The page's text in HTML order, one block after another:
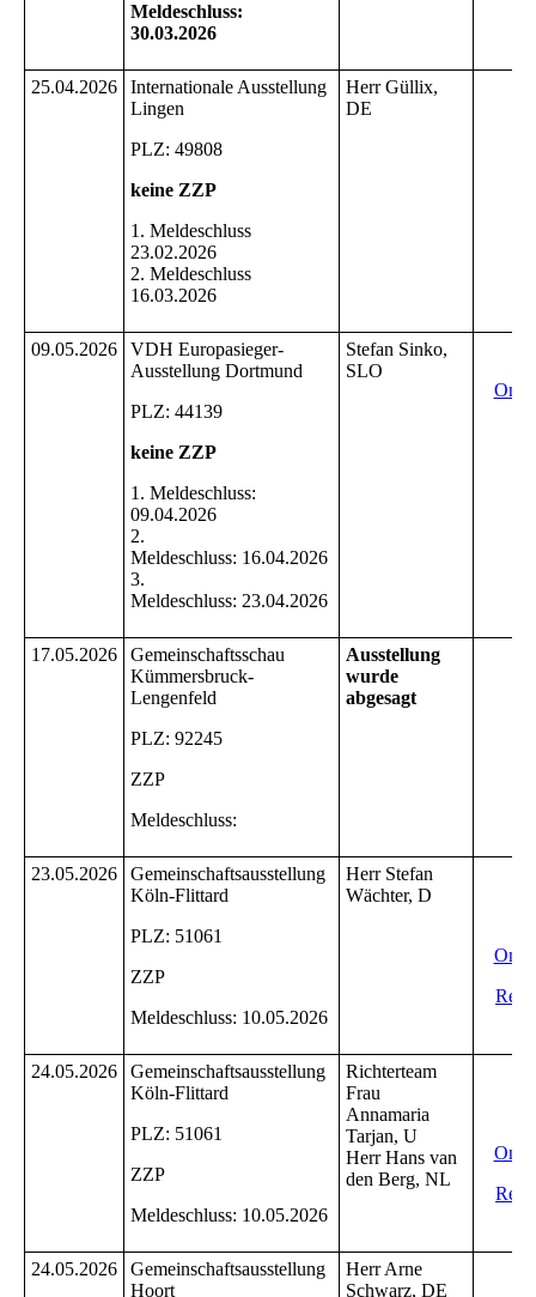
Meldeschluss:
30.03.2026
25.04.2026
Internationale Ausstellung
Lingen
PLZ: 49808
keine ZZP
1. Meldeschluss
23.02.2026
2. Meldeschluss
16.03.2026
Herr Güllix,
DE
09.05.2026
VDH Europasieger-
Ausstellung Dortmund
PLZ: 44139
keine ZZP
1. Meldeschluss:
09.04.2026
2.
Meldeschluss: 16.04.2026
3.
Meldeschluss: 23.04.2026
Stefan Sinko,
SLO
17.05.2026
Gemeinschaftsschau
Kümmersbruck-
Lengenfeld
PLZ: 92245
ZZP
Meldeschluss:
Ausstellung
wurde
abgesagt
23.05.2026
Gemeinschaftsausstellung
Köln-Flittard
PLZ: 51061
ZZP
Meldeschluss: 10.05.2026
Herr Stefan
Wächter, D
24.05.2026
Gemeinschaftsausstellung
Köln-Flittard
PLZ: 51061
ZZP
Meldeschluss: 10.05.2026
Richterteam
Frau
Annamaria
Tarjan, U
Herr Hans van
den Berg, NL
24.05.2026
Gemeinschaftsausstellung
Hoort
Herr Arne
Schwarz, DE